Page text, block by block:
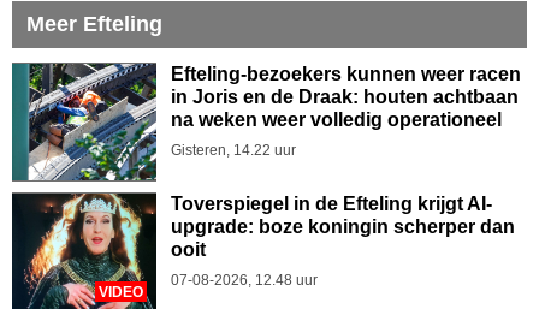
Meer Efteling
Efteling-bezoekers kunnen weer racen
in Joris en de Draak: houten achtbaan
na weken weer volledig operationeel
Gisteren, 14.22 uur
VIDEO
Toverspiegel in de Efteling krijgt AI-
upgrade: boze koningin scherper dan
ooit
07-08-2026, 12.48 uur